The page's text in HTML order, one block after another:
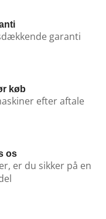
garanti
køb
efter aftale
os
er du sikker på en